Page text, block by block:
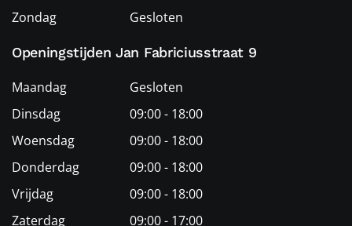
Zondag
Gesloten
Openingstijden Jan Fabriciusstraat 9
Maandag
Gesloten
Dinsdag
09:00 - 18:00
Woensdag
09:00 - 18:00
Donderdag
09:00 - 18:00
Vrijdag
09:00 - 18:00
Zaterdag
09:00 - 17:00